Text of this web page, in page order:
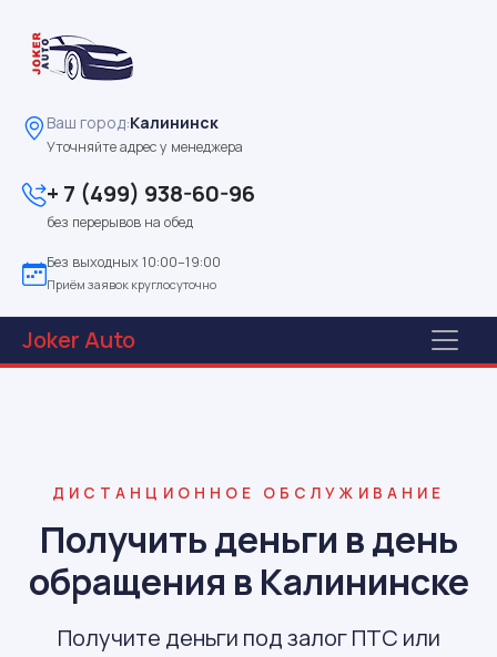
Ваш город:Калининск
Уточняйте адрес у менеджера
+ 7 (499) 938-60-96
без перерывов на обед
Без выходных 10:00–19:00
Приём заявок круглосуточно
JokerAuto
ДИСТАНЦИОННОЕ ОБСЛУЖИВАНИЕ
Получить деньги в день
обращения в Калининске
Получите деньги под залог ПТС или